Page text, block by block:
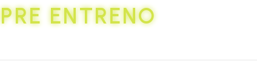
PRE ENTRENO